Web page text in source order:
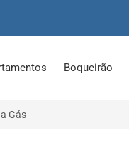
Boqueirão
Gás